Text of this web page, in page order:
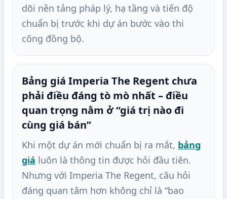
dõi nền tảng pháp lý, hạ tầng và tiến độ
chuẩn bị trước khi dự án bước vào thi
công đồng bộ.
Bảng giá Imperia The Regent chưa
phải điều đáng tò mò nhất – điều
quan trọng nằm ở “giá trị nào đi
cùng giá bán”
Khi một dự án mới chuẩn bị ra mắt, bảng
giá luôn là thông tin được hỏi đầu tiên.
Nhưng với Imperia The Regent, câu hỏi
đáng quan tâm hơn không chỉ là “bao